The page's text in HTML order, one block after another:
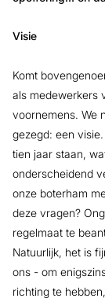
Visie
Komt
als medewerkers
voornemens. We
gezegd: een
tien jaar staan,
onderscheidend
onze boterham
deze vragen?
regelmaat te
Natuurlijk, het is
ons - om
richting te